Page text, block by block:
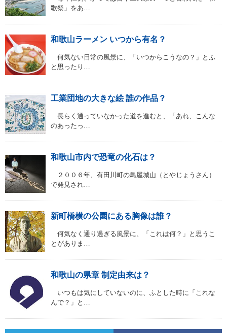
歌祭」をあ…
和歌山ラーメン いつから有名？
何気ない日常の風景に、「いつからこうなの？」とふ
と思ったり…
工業団地の大きな絵 誰の作品？
長らく通っていなかった道を進むと、「あれ、こんな
のあったっ…
和歌山市内で恐竜の化石は？
２００６年、有田川町の鳥屋城山（とやじょうさん）
で発見され…
新町橋横の公園にある胸像は誰？
何気なく通り過ぎる風景に、「これは何？」と思うこ
とがありま…
和歌山の県章 制定由来は？
いつもは気にしていないのに、ふとした時に「これな
んで？」と…